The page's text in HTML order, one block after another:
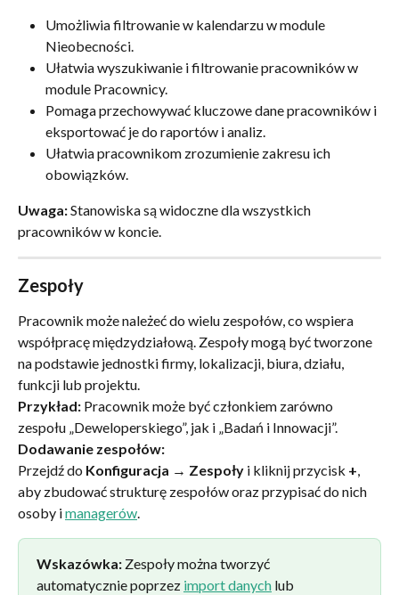
Umożliwia filtrowanie w kalendarzu w module
Nieobecności.
Ułatwia wyszukiwanie i filtrowanie pracowników w
module Pracownicy.
Pomaga przechowywać kluczowe dane pracowników i
eksportować je do raportów i analiz.
Ułatwia pracownikom zrozumienie zakresu ich
obowiązków.
Uwaga: Stanowiska są widoczne dla wszystkich
pracowników w koncie.
Zespoły
Pracownik może należeć do wielu zespołów, co wspiera
współpracę międzydziałową. Zespoły mogą być tworzone
na podstawie jednostki firmy, lokalizacji, biura, działu,
funkcji lub projektu.
Przykład: Pracownik może być członkiem zarówno
zespołu „Deweloperskiego”, jak i „Badań i Innowacji”.
Dodawanie zespołów:
Przejdź do Konfiguracja → Zespoły i kliknij przycisk +,
aby zbudować strukturę zespołów oraz przypisać do nich
osoby i managerów.
Wskazówka: Zespoły można tworzyć
automatycznie poprzez import danych lub